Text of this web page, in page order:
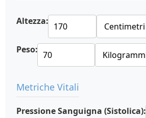
Altezza:
Peso:
Metriche Vitali
Pressione Sanguigna (Sistolica):